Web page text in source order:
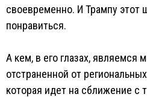
своевременно. И Трампу этот
понравиться.
А кем, в его глазах, являемся
отстраненной от
которая идет на сближение с